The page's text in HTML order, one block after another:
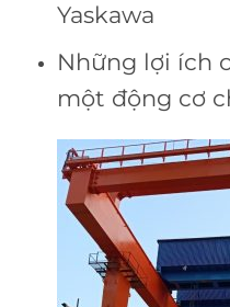
Yaskawa
Những lợi ích
một động cơ